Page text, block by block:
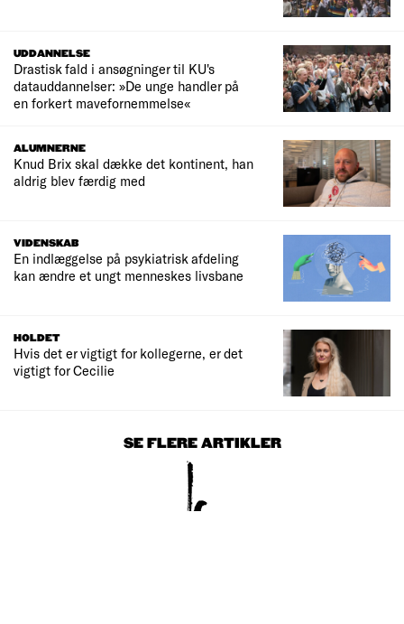
UDDANNELSE
Drastisk fald i ansøgninger til KU's
datauddannelser: »De unge handler på
en forkert mavefornemmelse«
ALUMNERNE
Knud Brix skal dække det kontinent, han
aldrig blev færdig med
VIDENSKAB
En indlæggelse på psykiatrisk afdeling
kan ændre et ungt menneskes livsbane
HOLDET
Hvis det er vigtigt for kollegerne, er det
vigtigt for Cecilie
SE FLERE ARTIKLER